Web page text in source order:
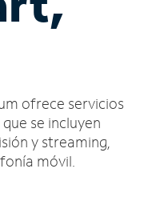
ofrece servicios
se incluyen
y streaming,
móvil.